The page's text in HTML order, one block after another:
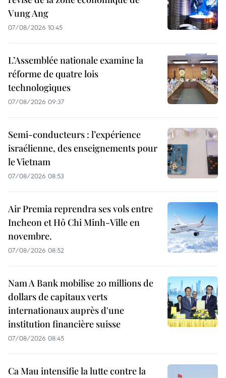
Vung Ang
07/08/2026 10:45
L’Assemblée nationale examine la
réforme de quatre lois
technologiques
07/08/2026 09:37
Semi-conducteurs : l’expérience
israélienne, des enseignements pour
le Vietnam
07/08/2026 08:53
Air Premia reprendra ses vols entre
Incheon et Hô Chi Minh-Ville en
novembre.
07/08/2026 08:52
Nam A Bank mobilise 20 millions de
dollars de capitaux verts
internationaux auprès d'une
institution financière suisse
07/08/2026 08:45
Ca Mau intensifie la lutte contre la